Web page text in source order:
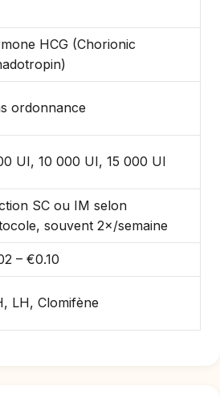
HCG (Chorionic
ordonnance
UI, 10 000 UI, 15 000 UI
SC ou IM selon
souvent 2×/semaine
– €0.10
LH, Clomifène